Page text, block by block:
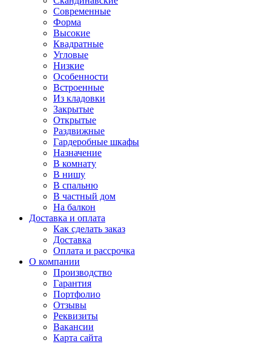
Современные
Форма
Высокие
Квадратные
Угловые
Низкие
Особенности
Встроенные
Из кладовки
Закрытые
Открытые
Раздвижные
Гардеробные шкафы
Назначение
В комнату
В нишу
В спальню
В частный дом
На балкон
Доставка и оплата
Как сделать заказ
Доставка
Оплата и рассрочка
О компании
Производство
Гарантия
Портфолио
Отзывы
Реквизиты
Вакансии
Карта сайта